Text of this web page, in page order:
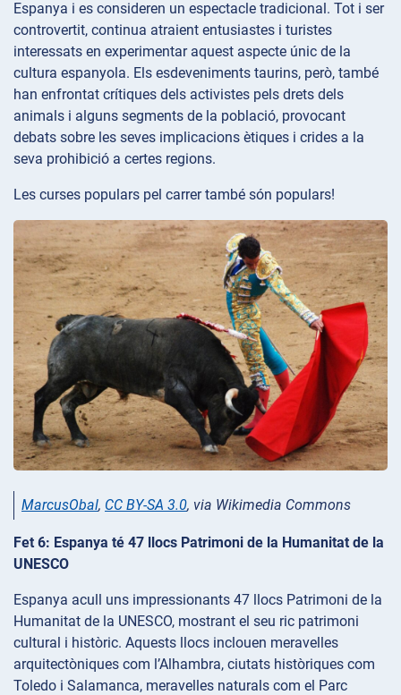
Espanya i es consideren un espectacle tradicional. Tot i ser
controvertit, continua atraient entusiastes i turistes
interessats en experimentar aquest aspecte únic de la
cultura espanyola. Els esdeveniments taurins, però, també
han enfrontat crítiques dels activistes pels drets dels
animals i alguns segments de la població, provocant
debats sobre les seves implicacions ètiques i crides a la
seva prohibició a certes regions.
Les curses populars pel carrer també són populars!
MarcusObal, CC BY-SA 3.0, via Wikimedia Commons
Fet 6: Espanya té 47 llocs Patrimoni de la Humanitat de la
UNESCO
Espanya acull uns impressionants 47 llocs Patrimoni de la
Humanitat de la UNESCO, mostrant el seu ric patrimoni
cultural i històric. Aquests llocs inclouen meravelles
arquitectòniques com l’Alhambra, ciutats històriques com
Toledo i Salamanca, meravelles naturals com el Parc